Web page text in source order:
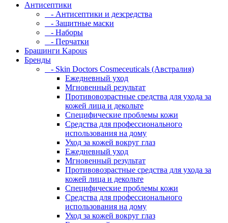
Антисептики
- Антисептики и дезсредства
- Защитные маски
- Наборы
- Перчатки
Брашинги Kapous
Бренды
- Skin Doctors Cosmeceuticals (Австралия)
Ежедневный уход
Мгновенный результат
Противовозрастные средства для ухода за
кожей лица и декольте
Специфические проблемы кожи
Средства для профессионального
использования на дому
Уход за кожей вокруг глаз
Ежедневный уход
Мгновенный результат
Противовозрастные средства для ухода за
кожей лица и декольте
Специфические проблемы кожи
Средства для профессионального
использования на дому
Уход за кожей вокруг глаз